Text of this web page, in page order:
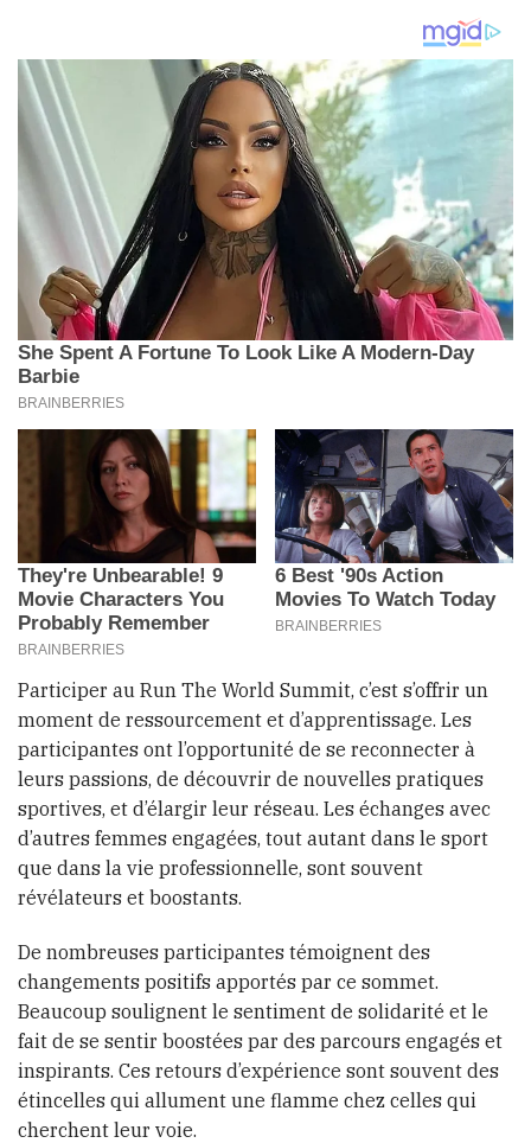
Participer au Run The World Summit, c’est s’offrir un
moment de ressourcement et d’apprentissage. Les
participantes ont l’opportunité de se reconnecter à
leurs passions, de découvrir de nouvelles pratiques
sportives, et d’élargir leur réseau. Les échanges avec
d’autres femmes engagées, tout autant dans le sport
que dans la vie professionnelle, sont souvent
révélateurs et boostants.
De nombreuses participantes témoignent des
changements positifs apportés par ce sommet.
Beaucoup soulignent le sentiment de solidarité et le
fait de se sentir boostées par des parcours engagés et
inspirants. Ces retours d’expérience sont souvent des
étincelles qui allument une flamme chez celles qui
cherchent leur voie.